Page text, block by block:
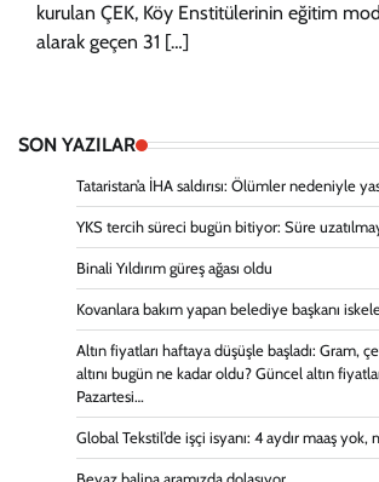
kurulan ÇEK, Köy Enstitülerinin eğitim
alarak geçen 31 […]
SON YAZILAR
Tataristan’a İHA saldırısı: Ölümler nedeniyle
YKS tercih süreci bugün bitiyor: Süre
Binali Yıldırım güreş ağası oldu
Kovanlara bakım yapan belediye başkanı
Altın fiyatları haftaya düşüşle başladı: Gram,
altını bugün ne kadar oldu? Güncel altın
Pazartesi…
Global Tekstil’de işçi isyanı: 4 aydır maaş